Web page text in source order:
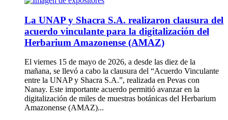
La UNAP y Shacra S.A. realizaron clausura del
acuerdo vinculante para la digitalización del
Herbarium Amazonense (AMAZ)
El viernes 15 de mayo de 2026, a desde las diez de la
mañana, se llevó a cabo la clausura del “Acuerdo Vinculante
entre la UNAP y Shacra S.A.”, realizada en Pevas con
Nanay. Este importante acuerdo permitió avanzar en la
digitalización de miles de muestras botánicas del Herbarium
Amazonense (AMAZ)...